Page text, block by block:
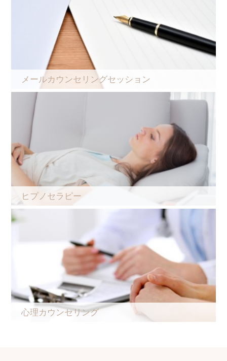
メールカウンセリングセッション
ヒプノセラピー
心理カウンセリング